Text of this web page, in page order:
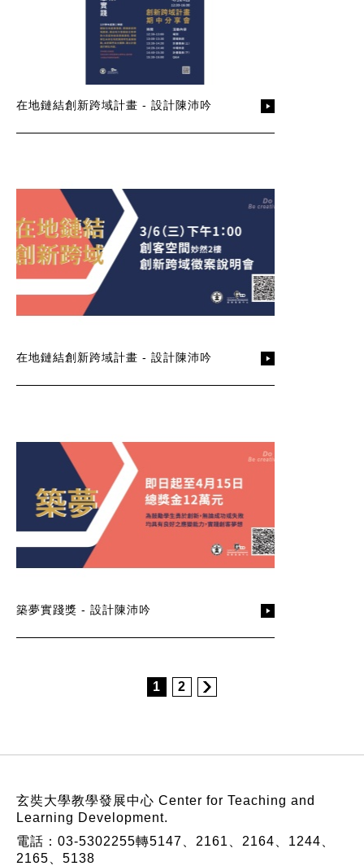
在地鏈結創新跨域計畫 - 設計陳沛吟
在地鏈結創新跨域計畫 - 設計陳沛吟
築夢實踐獎 - 設計陳沛吟
1 2
玄奘大學教學發展中心 Center for Teaching and
Learning Development.
電話：03-5302255轉5147、2161、2164、1244、
2165、5138